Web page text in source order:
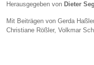
Herausgegeben von Dieter
Mit Beiträgen von Gerda
Christiane Rößler, Volkmar